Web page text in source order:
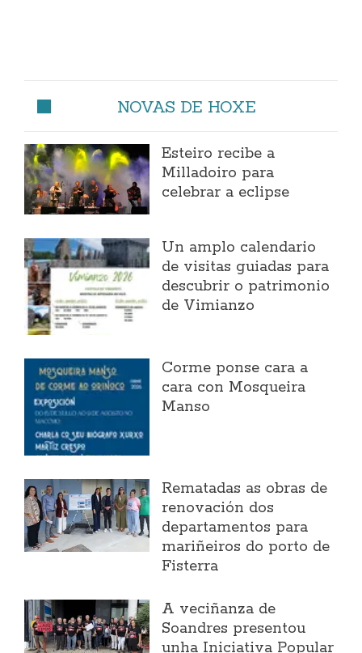
NOVAS DE HOXE
Esteiro recibe a
Milladoiro para
celebrar a eclipse
Un amplo calendario
de visitas guiadas para
descubrir o patrimonio
de Vimianzo
Corme ponse cara a
cara con Mosqueira
Manso
Rematadas as obras de
renovación dos
departamentos para
mariñeiros do porto de
Fisterra
A veciñanza de
Soandres presentou
unha Iniciativa Popular